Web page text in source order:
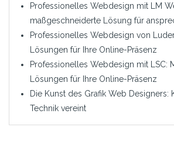
Professionelles Webdesign mit LM
maßgeschneiderte Lösung für
Professionelles Webdesign von
Lösungen für Ihre Online-Präsenz
Professionelles Webdesign mit LSC:
Lösungen für Ihre Online-Präsenz
Die Kunst des Grafik Web Designers:
Technik vereint